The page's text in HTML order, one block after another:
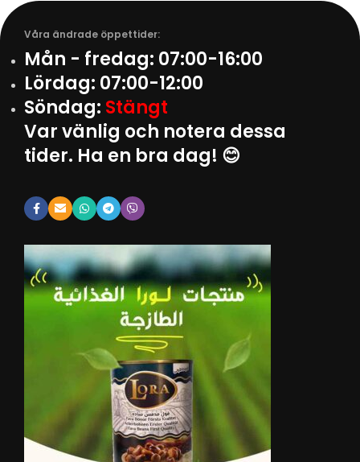
Våra ändrade öppettider:
Mån - fredag: 07:00-16:00
Lördag: 07:00-12:00
Söndag: Stängt
Var vänlig och notera dessa
tider. Ha en bra dag! 😊